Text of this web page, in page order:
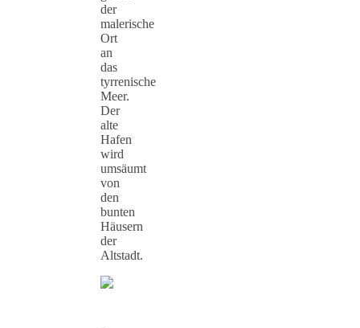
der
malerische
Ort
an
das
tyrrenische
Meer.
Der
alte
Hafen
wird
umsäumt
von
den
bunten
Häusern
der
Altstadt.